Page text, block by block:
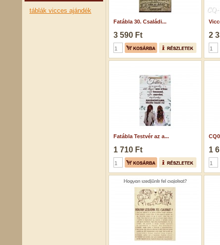
táblák vicces ajándék
Fatábla 30. Családi...
3 590 Ft 2
Fatábla Testvér az a...
1 710 Ft 1